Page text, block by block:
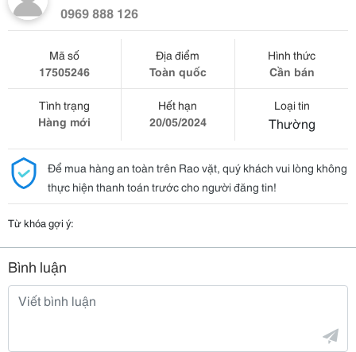
0969 888 126
Mã số
17505246
Địa điểm
Toàn quốc
Hình thức
Cần bán
Tình trạng
Hàng mới
Hết hạn
20/05/2024
Loại tin
Thường
Để mua hàng an toàn trên Rao vặt, quý khách vui lòng không
thực hiện thanh toán trước cho người đăng tin!
Từ khóa gợi ý:
Bình luận